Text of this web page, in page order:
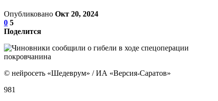
Опубликовано Окт 20, 2024
0 5
Поделится
© нейросеть «Шедеврум» / ИА «Версия-Саратов»
981